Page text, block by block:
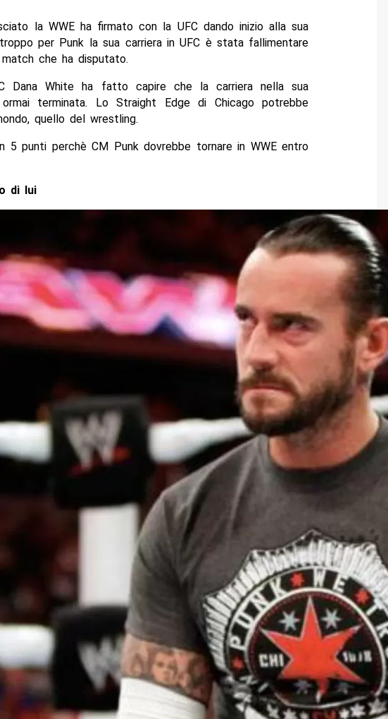
la WWE ha firmato con la UFC dando inizio alla sua
per Punk la sua carriera in UFC è stata fallimentare
che ha disputato.
Dana White ha fatto capire che la carriera nella sua
terminata. Lo Straight Edge di Chicago potrebbe
quello del wrestling.
5 punti perchè CM Punk dovrebbe tornare in WWE entro
di lui